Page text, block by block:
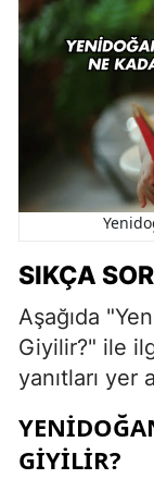
SIKÇA
Aşağıda
Giyilir?" ile
yanıtları yer
GIYILIR?